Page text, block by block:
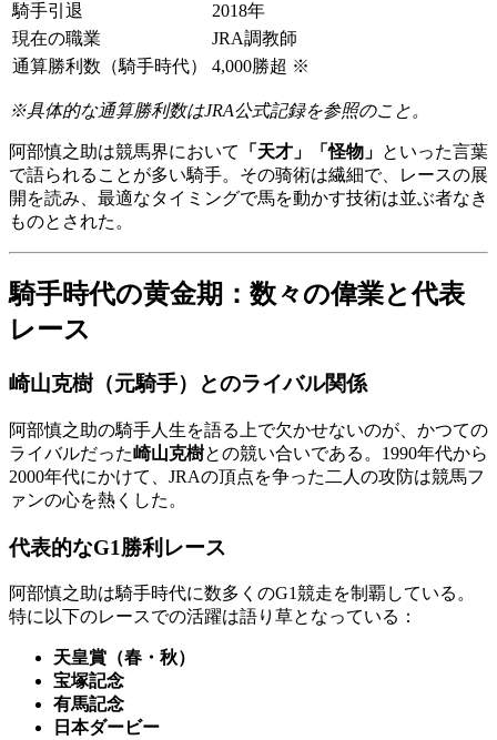
騎手引退
2018年
現在の職業
JRA調教師
通算勝利数（騎手時代）
4,000勝超 ※
※具体的な通算勝利数はJRA公式記録を参照のこと。
阿部慎之助は競馬界において 「天才」「怪物」 といった言葉
で語られることが多い騎手。その骑術は繊細で、レースの展
開を読み、最適なタイミングで馬を動かす技術は並ぶ者なき
ものとされた。
騎手時代の黄金期：数々の偉業と代表
レース
崎山克樹（元騎手）とのライバル関係
阿部慎之助の騎手人生を語る上で欠かせないのが、かつての
ライバルだった崎山克樹との競い合いである。1990年代から
2000年代にかけて、JRAの頂点を争った二人の攻防は競馬フ
ァンの心を熱くした。
代表的なG1勝利レース
阿部慎之助は騎手時代に数多くのG1競走を制覇している。
特に以下のレースでの活躍は語り草となっている：
天皇賞（春・秋）
宝塚記念
有馬記念
日本ダービー